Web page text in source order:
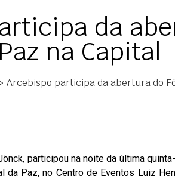
da
na Capital
Arcebispo participa da abertura do
participou na noite da última
da Paz, no Centro de Eventos Luiz